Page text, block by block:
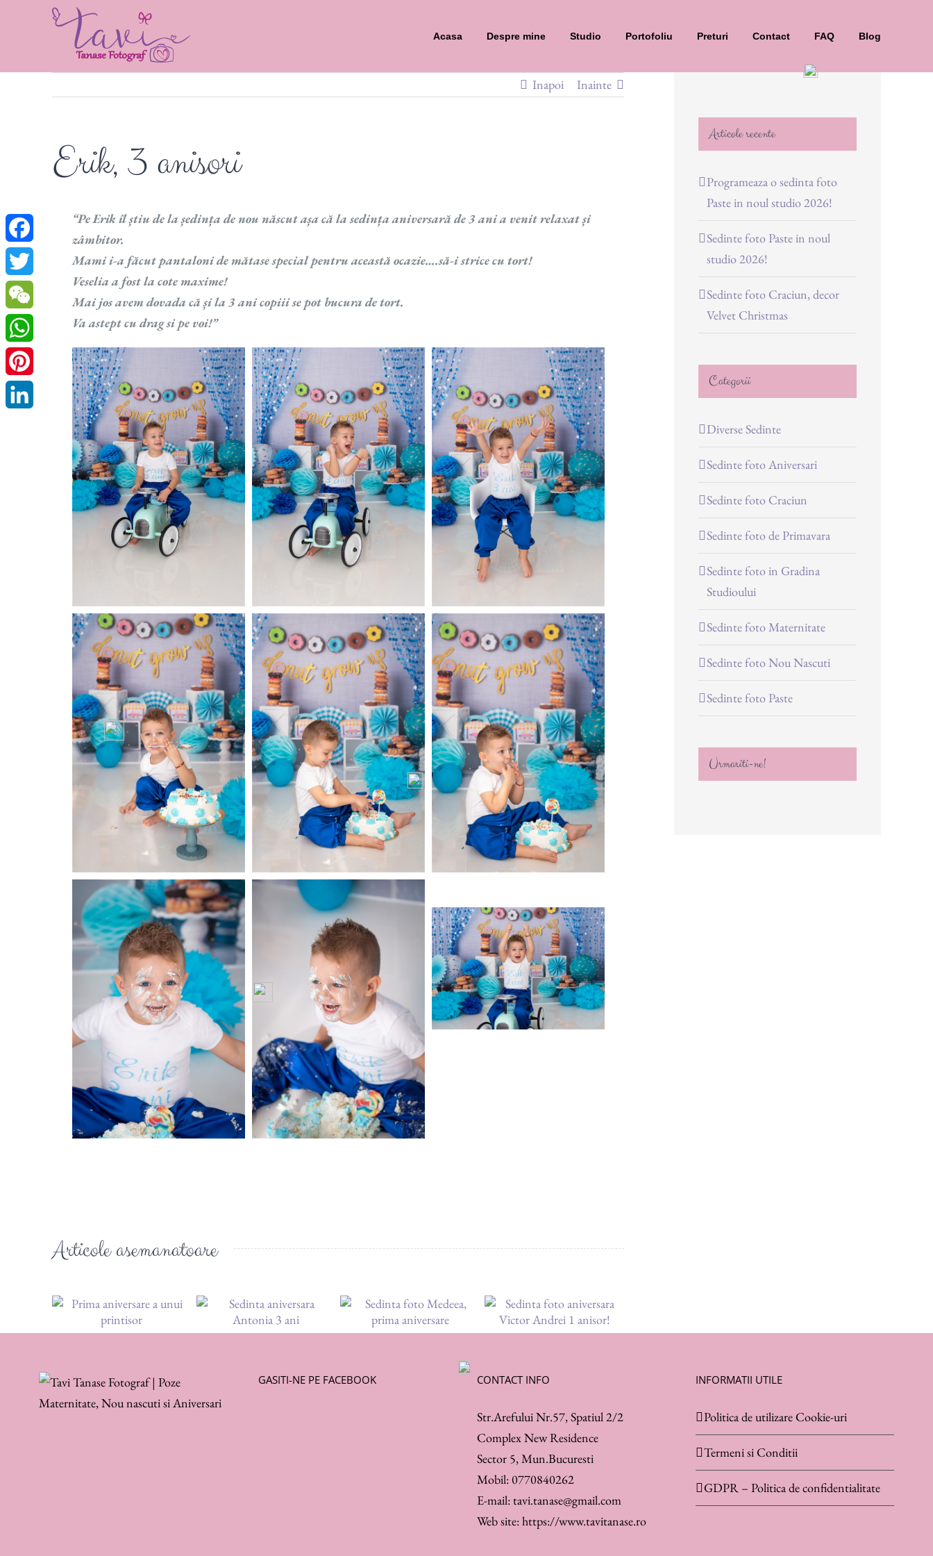
Acasa Despre mine Studio Portofoliu Preturi Contact FAQ Blog
Inapoi Inainte
Erik, 3 anisori
“Pe Erik îl știu de la ședința de nou născut așa că la sedința aniversară de 3 ani a venit relaxat și
zâmbitor.
Mami i-a făcut pantaloni de mătase special pentru această ocazie….să-i strice cu tort!
Veselia a fost la cote maxime!
Mai jos avem dovada că și la 3 ani copiii se pot bucura de tort.
Va astept cu drag si pe voi!”
Articole asemanatoare
Articole recente
Programeaza o sedinta foto
Paste in noul studio 2026!
Sedinte foto Paste in noul
studio 2026!
Sedinte foto Craciun, decor
Velvet Christmas
Categorii
Diverse Sedinte
Sedinte foto Aniversari
Sedinte foto Craciun
Sedinte foto de Primavara
Sedinte foto in Gradina
Studioului
Sedinte foto Maternitate
Sedinte foto Nou Nascuti
Sedinte foto Paste
Urmariti-ne!
GASITI-NE PE FACEBOOK CONTACT INFO
Str.Arefului Nr.57, Spatiul 2/2
Complex New Residence
Sector 5, Mun.Bucuresti
Mobil:0770840262
E-mail:tavi.tanase@gmail.com
Web site:https://www.tavitanase.ro
INFORMATII UTILE
Politica de utilizare Cookie-uri
Termeni si Conditii
GDPR – Politica de confidentialitate
Facebook
Twitter
WeChat
WhatsApp
Pinterest